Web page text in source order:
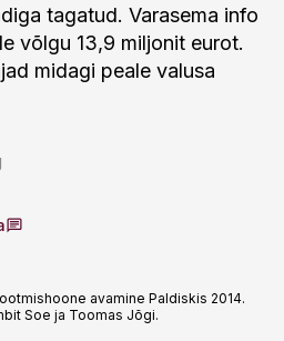
tagatud. Varasema info
võlgu 13,9 miljonit eurot.
midagi peale valusa
avamine Paldiskis 2014.
Soe ja Toomas Jõgi.